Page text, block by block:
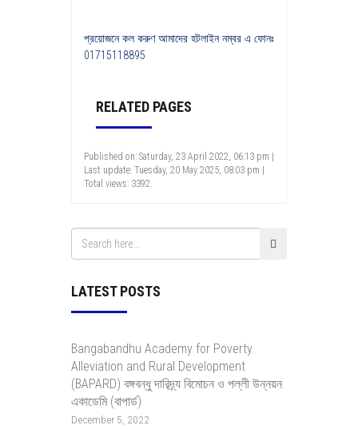
প্রয়োজনে কল করুণ আমাদের হটলাইন নম্বর এ ফোনঃ
01715118895
RELATED PAGES
Published on: Saturday, 23 April 2022, 06:13 pm |
Last update: Tuesday, 20 May 2025, 08:03 pm |
Total views: 3392.
LATEST POSTS
Bangabandhu Academy for Poverty
Alleviation and Rural Development
(BAPARD) বঙ্গবন্ধু দারিদ্র্য বিমোচন ও পল্লী উন্নয়ন
একাডেমি (বাপার্ড)
December 5, 2022